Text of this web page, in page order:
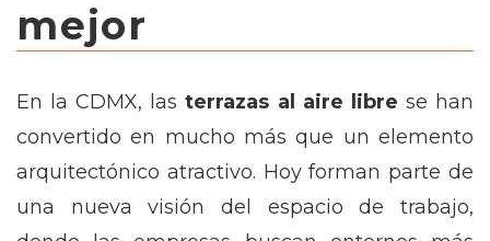
mejor
En la CDMX, lasterrazas al aire libre se han
convertido en mucho más que un elemento
arquitectónico atractivo. Hoy forman parte de
una nueva visión del espacio de trabajo,